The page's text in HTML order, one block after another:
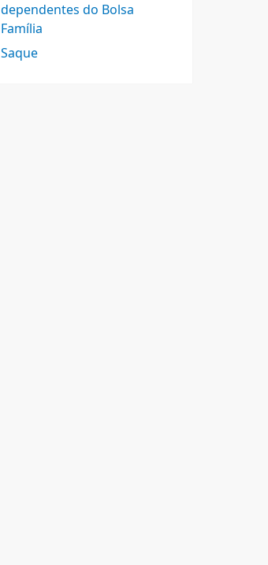
dependentes do Bolsa
Família
Saque